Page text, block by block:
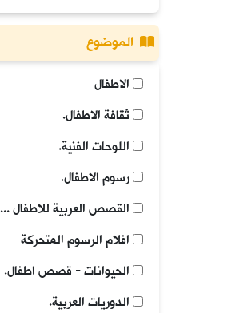
الاطفال
ثقافة الاطفال.
اللوحات الفنية.
رسوم الاطفال.
القصص العربية للاطفال - العراق - القرن 21.
افلام الرسوم المتحركة
الحيوانات - قصص اطفال.
الدوريات العربية.